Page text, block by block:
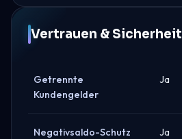
Vertrauen & Sicherheit
Getrennte
Kundengelder
Ja
Negativsaldo-Schutz Ja